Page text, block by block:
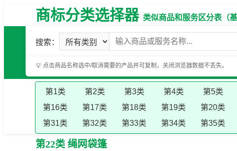
商标分类选择器类似商品和服务区分表（
搜索：
💡 点击商品名称选中/取消需要的产品并可复制，关闭浏览器数据不丢失。
第1类 第2类 第3类 第4类 第5类
第16类
第17类 第18类 第19类 第20类
第31类
第32类 第33类 第34类 第35类
第22类 绳网袋篷